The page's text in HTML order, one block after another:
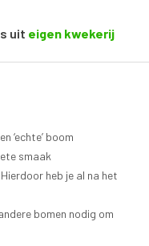
uit eigen kwekerij
‘echte’ boom
smaak
heb je al na het
bomen nodig om